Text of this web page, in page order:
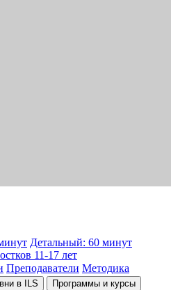
Детальный: 60 минут
11-17 лет
Преподаватели Методика
в ILS Программы и курсы